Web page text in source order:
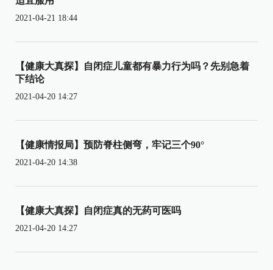
2021-04-21 18:44
【健康大真探】自闭症儿童都有暴力行为吗？先别急着
下结论
2021-04-20 14:27
【健康情报局】预防脊柱侧弯，牢记三个90°
2021-04-20 14:38
【健康大真探】自闭症真的无药可医吗
2021-04-20 14:27